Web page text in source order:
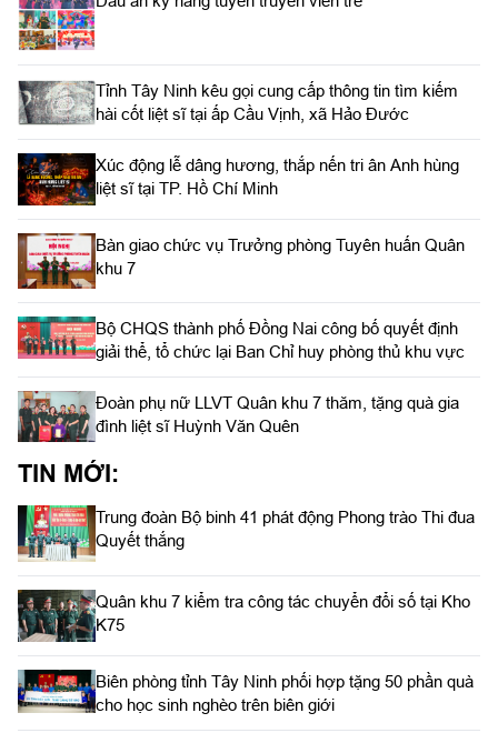
Tỉnh Tây Ninh kêu gọi cung cấp thông tin tìm kiếm
hài cốt liệt sĩ tại ấp Cầu Vịnh, xã Hảo Đước
Xúc động lễ dâng hương, thắp nến tri ân Anh hùng
liệt sĩ tại TP. Hồ Chí Minh
Bàn giao chức vụ Trưởng phòng Tuyên huấn Quân
khu 7
Bộ CHQS thành phố Đồng Nai công bố quyết định
giải thể, tổ chức lại Ban Chỉ huy phòng thủ khu vực
Đoàn phụ nữ LLVT Quân khu 7 thăm, tặng quà gia
đình liệt sĩ Huỳnh Văn Quên
TIN MỚI:
Trung đoàn Bộ binh 41 phát động Phong trào Thi đua
Quyết thắng
Quân khu 7 kiểm tra công tác chuyển đổi số tại Kho
K75
Biên phòng tỉnh Tây Ninh phối hợp tặng 50 phần quà
cho học sinh nghèo trên biên giới